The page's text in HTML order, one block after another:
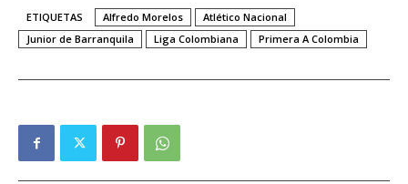
ETIQUETAS Alfredo Morelos
Atlético Nacional
Junior de Barranquila
Liga Colombiana Primera A Colombia